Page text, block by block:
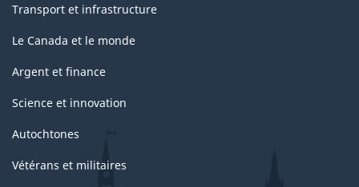
Transport et infrastructure
Le Canada et le monde
Argent et finance
Science et innovation
Autochtones
Vétérans et militaires